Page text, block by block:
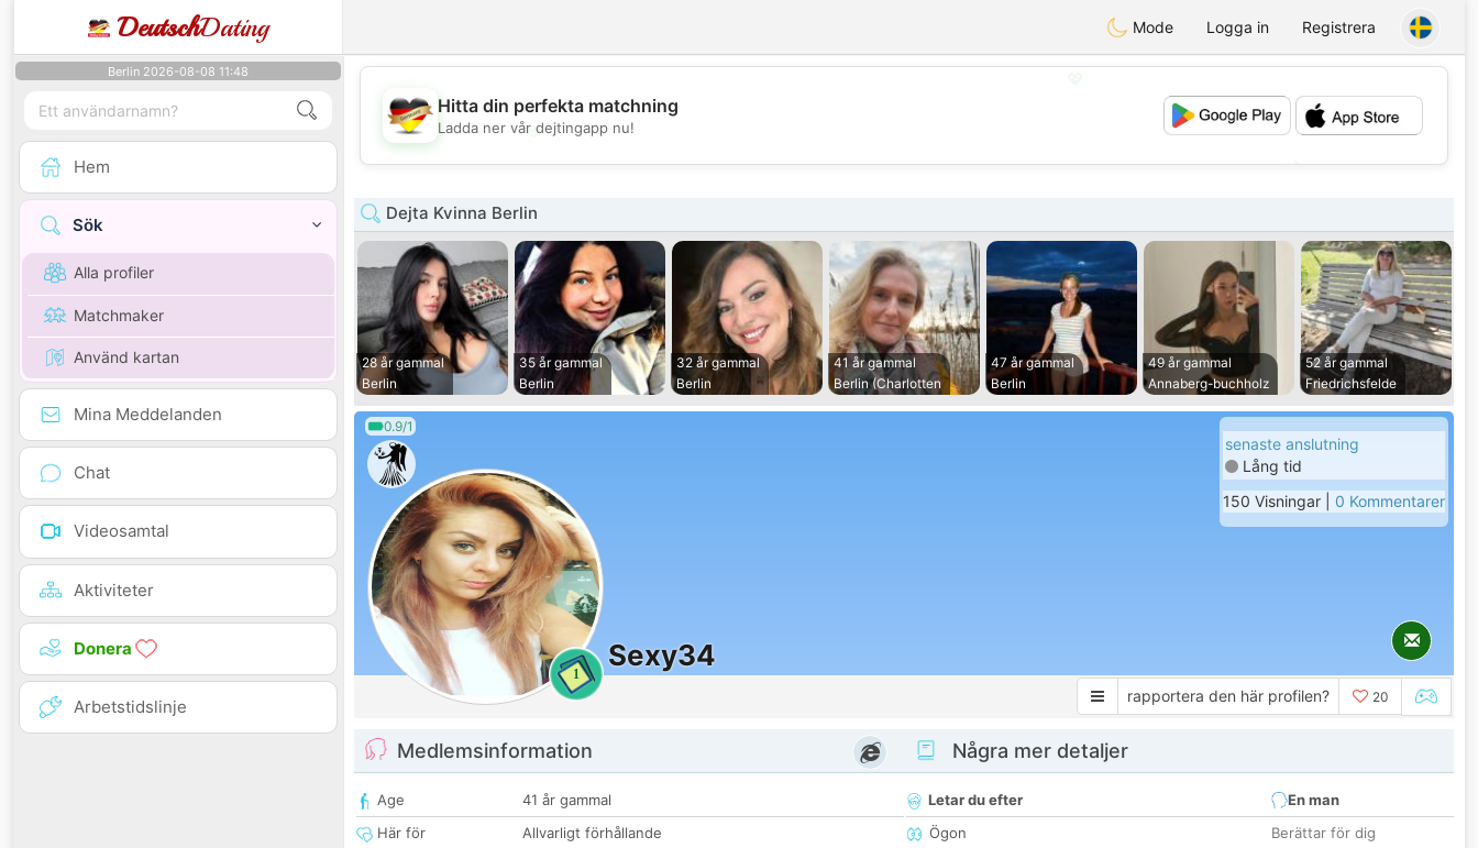
DeutschDating Mode Logga in Registrera
Berlin 2026-08-08 11:48
Hem
Sök
Alla profiler
Matchmaker
Använd kartan
Mina Meddelanden
Chat
Videosamtal
Aktiviteter
Donera
Arbetstidslinje
💖
💕
Hitta din perfekta matchning
Ladda ner vår dejtingapp nu!
Dejta Kvinna Berlin
28 år gammal
Berlin
35 år gammal
Berlin
32 år gammal
Berlin
41 år gammal
Berlin (Charlotten
47 år gammal
Berlin
49 år gammal
Annaberg-buchholz
52 år gammal
Friedrichsfelde
0.9/1
1
Sexy34
senaste anslutning
Lång tid
150 Visningar | 0 Kommentarer
rapportera den här profilen? 20
Medlemsinformation
Age
41 år gammal
Här för
Allvarligt förhållande
Några mer detaljer
Letar du efter
En man
Ögon
Berättar för dig